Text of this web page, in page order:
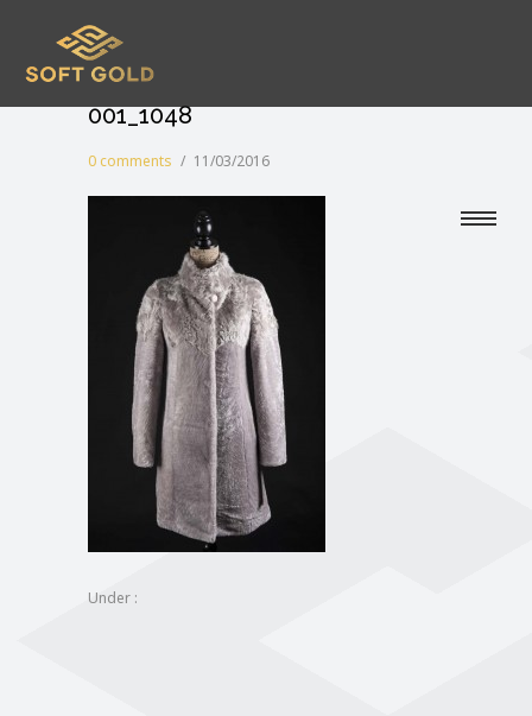
001_1048
0 comments / 11/03/2016
Under :